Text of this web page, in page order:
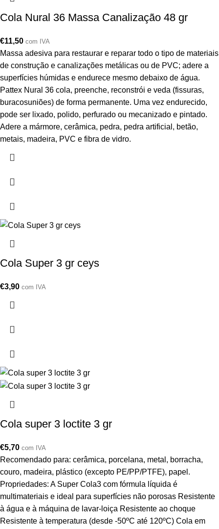
Cola Nural 36 Massa Canalização 48 gr
€11,50 com IVA
Massa adesiva para restaurar e reparar todo o tipo de materiais
de construção e canalizações metálicas ou de PVC; adere a
superfícies húmidas e endurece mesmo debaixo de água.
Pattex Nural 36 cola, preenche, reconstrói e veda (fissuras,
buracosuniões) de forma permanente. Uma vez endurecido,
pode ser lixado, polido, perfurado ou mecanizado e pintado.
Adere a mármore, cerâmica, pedra, pedra artificial, betão,
metais, madeira, PVC e fibra de vidro.
Cola Super 3 gr ceys
€3,90 com IVA
Cola super 3 loctite 3 gr
€5,70 com IVA
Recomendado para: cerâmica, porcelana, metal, borracha,
couro, madeira, plástico (excepto PE/PP/PTFE), papel.
Propriedades: A Super Cola3 com fórmula líquida é
multimateriais e ideal para superfícies não porosas Resistente
à água e à máquina de lavar-loiça Resistente ao choque
Resistente à temperatura (desde -50ºC até 120ºC) Cola em